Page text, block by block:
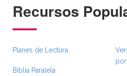
Recursos
Planes de Lectura
Biblia Paralela
por